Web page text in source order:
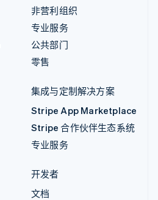
非营利组织
专业服务
公共部门
零售
集成与定制解决方案
Stripe App Marketplace
Stripe 合作伙伴生态系统
专业服务
开发者
文档